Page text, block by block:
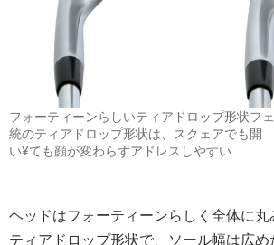
フォーティーンらしいティアドロップ形状フ
統のティアドロップ形状は、スクェアでも開
い¥ても顔が変わらずアドレスしやすい
ヘッドはフォーティーンらしく全体に
ティアドロップ形状で、ソール幅は広